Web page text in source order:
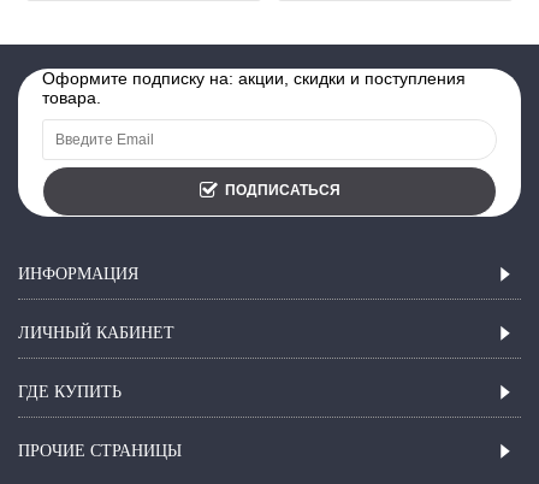
Оформите подписку на: акции, скидки и поступления
товара.
ПОДПИСАТЬСЯ
ИНФОРМАЦИЯ
ЛИЧНЫЙ КАБИНЕТ
ГДЕ КУПИТЬ
ПРОЧИЕ СТРАНИЦЫ